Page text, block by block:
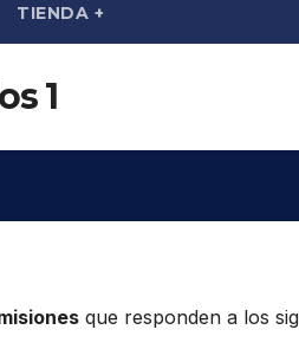
TIENDA +
1
que responden a los